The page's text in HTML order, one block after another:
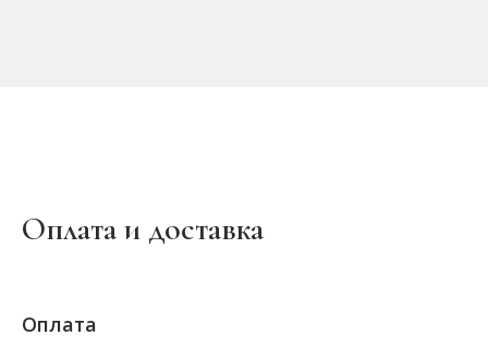
Оплата и доставка
Оплата